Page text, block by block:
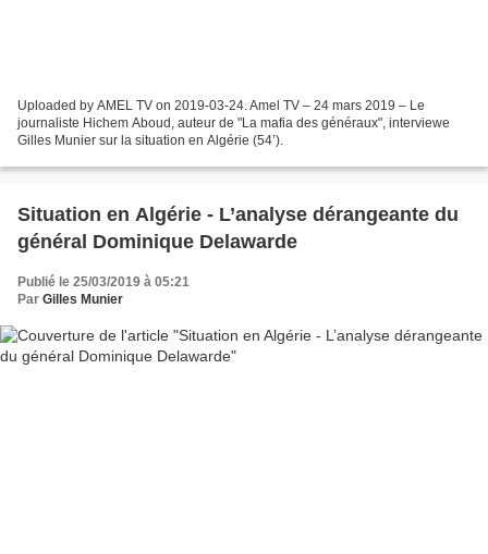
Uploaded by AMEL TV on 2019-03-24. Amel TV – 24 mars 2019 – Le
journaliste Hichem Aboud, auteur de "La mafia des généraux", interviewe
Gilles Munier sur la situation en Algérie (54’).
Situation en Algérie - L’analyse dérangeante du
général Dominique Delawarde
Publié le 25/03/2019 à 05:21
Par Gilles Munier